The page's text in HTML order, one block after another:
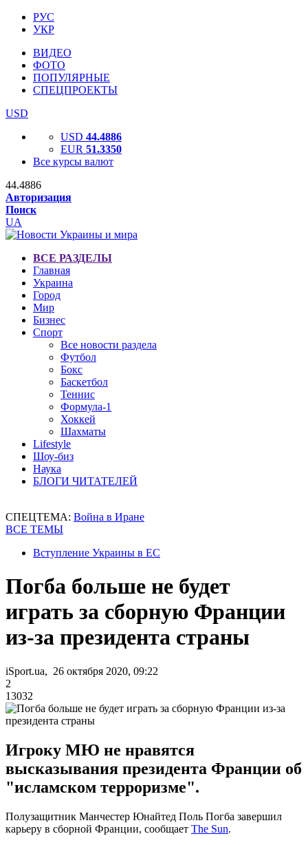
РУС
УКР
ВИДЕО
ФОТО
ПОПУЛЯРНЫЕ
СПЕЦПРОЕКТЫ
USD
USD 44.4886
EUR 51.3350
Все курсы валют
44.4886
Авторизация
Поиск
UA
ВСЕ РАЗДЕЛЫ
Главная
Украина
Город
Мир
Бизнес
Спорт
Все новости раздела
Футбол
Бокс
Баскетбол
Теннис
Формула-1
Хоккей
Шахматы
Lifestyle
Шоу-биз
Наука
БЛОГИ ЧИТАТЕЛЕЙ
СПЕЦТЕМА: Война в Иране
ВСЕ ТЕМЫ
Вступление Украины в ЕС
Погба больше не будет
играть за сборную Франции
из-за президента страны
iSport.ua, 26 октября 2020, 09:22
2
13032
Игроку МЮ не нравятся
высказывания президента Франции об
"исламском терроризме".
Полузащитник Манчестер Юнайтед Поль Погба завершил
карьеру в сборной Франции, сообщает The Sun.